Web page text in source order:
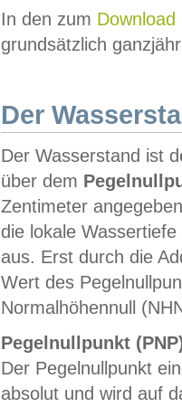
In den zum Download
grundsätzlich
Der
Der Wasserstand ist
über dem
Zentimeter
die lokale
aus. Erst durch die
Wert des
Normalhöhennull
Pegelnullpunkt
Der Pegelnullpunkt
absolut und wird auf